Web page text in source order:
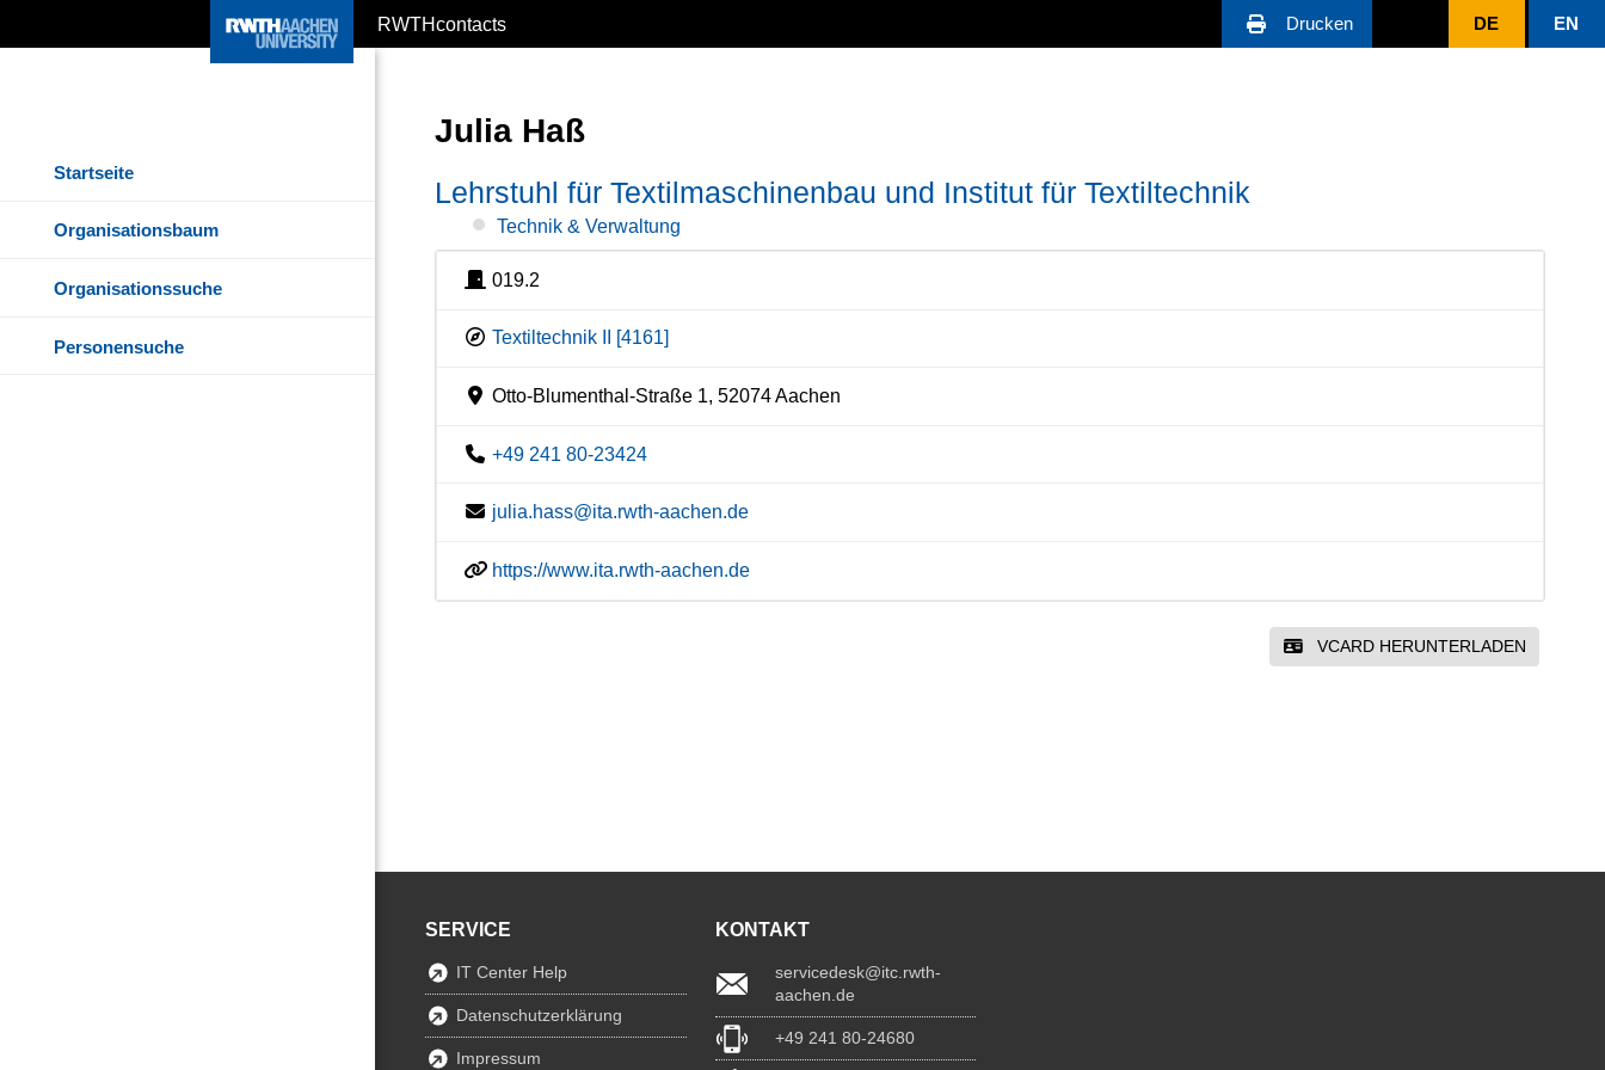
RWTHcontacts Drucken DE EN
Startseite
Organisationsbaum
Organisationssuche
Personensuche
Julia Haß
Lehrstuhl für Textilmaschinenbau und Institut für Textiltechnik
Technik & Verwaltung
019.2
Textiltechnik II [4161]
Otto-Blumenthal-Straße 1, 52074 Aachen
+49 241 80-23424
julia.hass@ita.rwth-aachen.de
https://www.ita.rwth-aachen.de
VCARD HERUNTERLADEN
SERVICE
IT Center Help
Datenschutzerklärung
Impressum
KONTAKT
servicedesk@itc.rwth-
aachen.de
+49 241 80-24680